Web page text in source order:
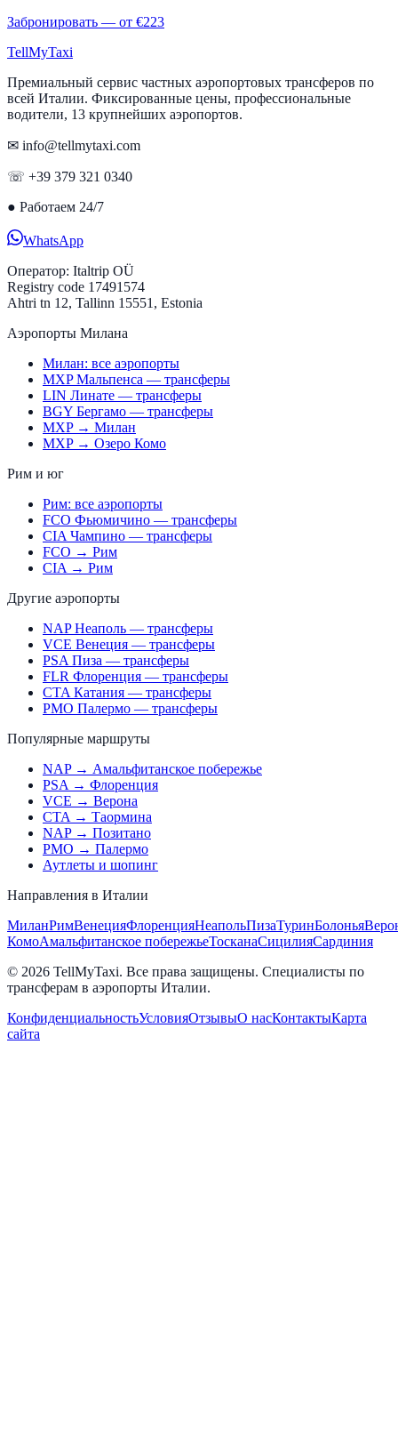
Забронировать — от €223
TellMyTaxi
Премиальный сервис частных аэропортовых трансферов по
всей Италии. Фиксированные цены, профессиональные
водители, 13 крупнейших аэропортов.
✉ info@tellmytaxi.com
☏ +39 379 321 0340
● Работаем 24/7
WhatsApp
Оператор: Italtrip OÜ
Registry code 17491574
Ahtri tn 12, Tallinn 15551, Estonia
Аэропорты Милана
Милан: все аэропорты
MXP Мальпенса — трансферы
LIN Линате — трансферы
BGY Бергамо — трансферы
MXP → Милан
MXP → Озеро Комо
Рим и юг
Рим: все аэропорты
FCO Фьюмичино — трансферы
CIA Чампино — трансферы
FCO → Рим
CIA → Рим
Другие аэропорты
NAP Неаполь — трансферы
VCE Венеция — трансферы
PSA Пиза — трансферы
FLR Флоренция — трансферы
CTA Катания — трансферы
PMO Палермо — трансферы
Популярные маршруты
NAP → Амальфитанское побережье
PSA → Флоренция
VCE → Верона
CTA → Таормина
NAP → Позитано
PMO → Палермо
Аутлеты и шопинг
Направления в Италии
МиланРимВенецияФлоренцияНеапольПизаТуринБолонья
КомоАмальфитанское побережьеТосканаСицилияСардиния
© 2026 TellMyTaxi. Все права защищены. Специалисты по
трансферам в аэропорты Италии.
КонфиденциальностьУсловияОтзывыО насКонтактыКарта
сайта